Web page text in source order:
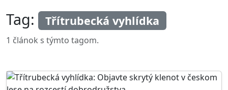
Tag: Třítrubecká vyhlídka
1 článok s týmto tagom.